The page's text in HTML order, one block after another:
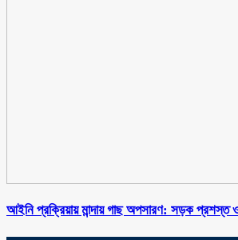
আইনি প্রক্রিয়ায় মান্দায় গাছ অপসারণ: সড়ক প্রশস্ত